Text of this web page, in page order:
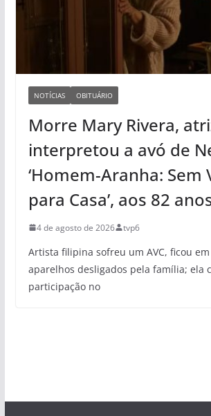
NOTÍCIAS OBITUÁRIO
Morre Mary Rivera,
interpretou a avó de
‘Homem-Aranha: Sem
para Casa’, aos 82
4 de agosto de 2026 tvp6
Artista filipina sofreu um AVC, ficou
aparelhos desligados pela família; ela
participação no